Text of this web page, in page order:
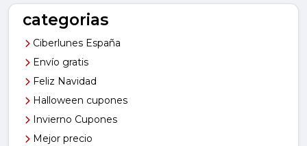
categorias
Ciberlunes España
Envío gratis
Feliz Navidad
Halloween cupones
Invierno Cupones
Mejor precio